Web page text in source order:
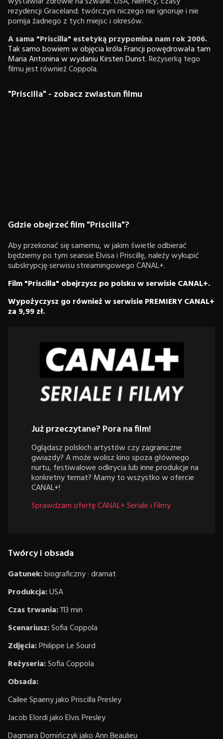
rezydencji Graceland: twórczyni niczego nie ignoruje i nie
pomija żadnego z tych miejsc i okresów.
A sama "Priscilla" estetyką przypomina nam rok 2006.
Tak samo bowiem w objęcia króla Francji powędrowała tam
Maria Antonina w wydaniu Kirsten Dunst.Reżyserką tego
filmu jest również Coppola.
"Priscilla" - zobacz zwiastun filmu
Gdzie obejrzeć film "Priscilla"?
Aby przekonać się samemu, w jakim świetle odbierać
będziemy po tym seansie Elvisa i Priscillę, należy wykupić
subskrypcję serwisu streamingowego CANAL+.
Film "Priscilla" obejrzysz po polsku w serwisie CANAL+.
Wypożyczysz go również w serwisie PREMIERY CANAL+
za 9,99 zł.
Już przeczytane? Pora na film!
Oglądasz polskich artystów czy zagraniczne
gwiazdy? A może wolisz kino spoza głównego
nurtu, festiwalowe odkrycia lub inne produkcje na
konkretny temat? Mamy to wszystko w ofercie
CANAL+!
Sprawdzam ofertę CANAL+ Seriale i Filmy
Twórcy i obsada
Gatunek:biograficzny · dramat
Produkcja:USA
Czas trwania:113 min
Scenariusz:Sofia Coppola
Zdjęcia:Philippe Le Sourd
Reżyseria:Sofia Coppola
Obsada:
Cailee Spaeny jako Priscilla Presley
Jacob Elordi jako Elvis Presley
Dagmara Domińczyk jako Ann Beaulieu